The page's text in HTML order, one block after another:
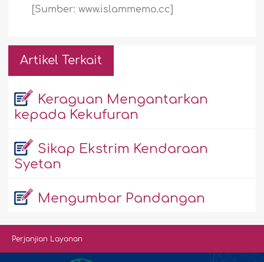
[Sumber: www.islammemo.cc]
Artikel Terkait
Keraguan Mengantarkan
kepada Kekufuran
Sikap Ekstrim Kendaraan
Syetan
Mengumbar Pandangan
Perjanjian Layanan